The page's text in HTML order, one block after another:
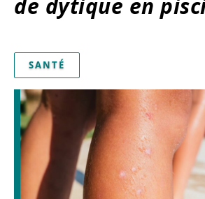
de dytique en
SANTÉ